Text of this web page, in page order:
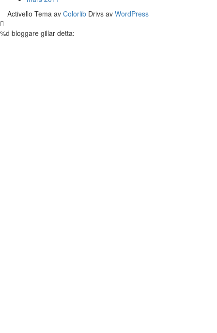
Activello Tema av Colorlib Drivs av WordPress
%d bloggare gillar detta: